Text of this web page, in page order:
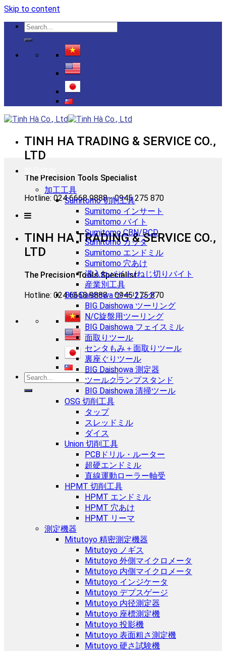
Skip to content
TINH HA TRADING & SERVICE CO.,
LTD
The Precision Tools Specialist
Hotline: 024 6668 9888 - 0945 275 870
TINH HA TRADING & SERVICE CO.,
LTD
The Precision Tools Specialist
Hotline: 024 6668 9888 - 0945 275 870
加工工具
Sumitomo 切削工具
Sumitomo インサート
Sumitomo バイト
Sumitomo CBN/PCD
Sumitomo カッタ
Sumitomo エンドミル
Sumitomo 穴あけ
溝入れバイト/ねじ切りバイト
産業別工具
BIG Daishowa ツーリング
BIG Daishowa ツーリング
N/C旋盤用ツーリング
BIG Daishowa フェイスミル
面取りツール
センタもみ＋面取りツール
裏座ぐりツール
BIG Daishowa 測定器
ツールクランプスタンド
BIG Daishowa 清掃ツール
OSG 切削工具
タップ
スレッドミル
ダイス
Union 切削工具
PCBドリル・ルーター
超硬エンドミル
直線運動ローラー軸受
HPMT 切削工具
HPMT エンドミル
HPMT 穴あけ
HPMT リーマ
測定機器
Mitutoyo 精密測定機器
Mitutoyo ノギス
Mitutoyo 外側マイクロメータ
Mitutoyo 内側マイクロメータ
Mitutoyo インジケータ
Mitutoyo デプスゲージ
Mitutoyo 内径測定器
Mitutoyo 座標測定機
Mitutoyo 投影機
Mitutoyo 表面粗さ測定機
Mitutoyo 硬さ試験機